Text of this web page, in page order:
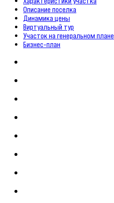
Описание поселка
Динамика цены
Виртуальный тур
Участок на генеральном плане
Бизнес-план